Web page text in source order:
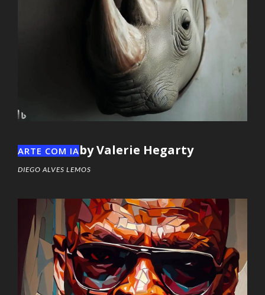
ARTE COM IAby Valerie Hegarty
DIEGO ALVES LEMOS